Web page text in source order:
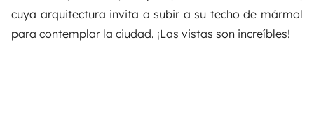
cuya arquitectura invita a subir a su techo de mármol
para contemplar la ciudad. ¡Las vistas son increíbles!